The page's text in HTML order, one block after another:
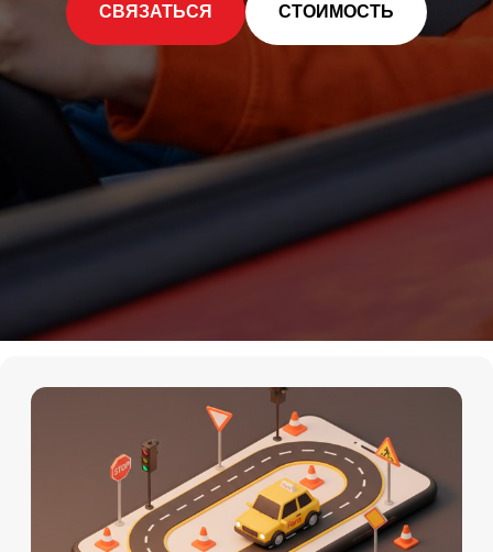
СВЯЗАТЬСЯ СТОИМОСТЬ
+7 (911) 920-15-22
Теория Онлайн
Подробности по телефону